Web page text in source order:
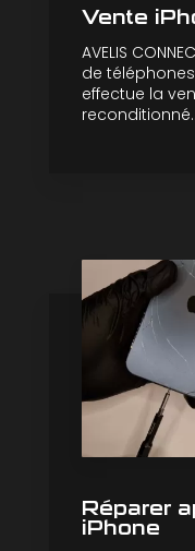
Vente
AVELIS
de
effectue la
Réparer
iPhone